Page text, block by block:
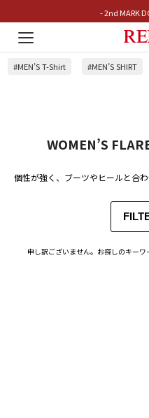
- 2nd MARK
Toggle
#MEN’S T-Shirt #MEN’S SHIRT
WOMEN’S
個性が強く、ブーツやヒールと合
申し訳ございません。お探しのキーワ